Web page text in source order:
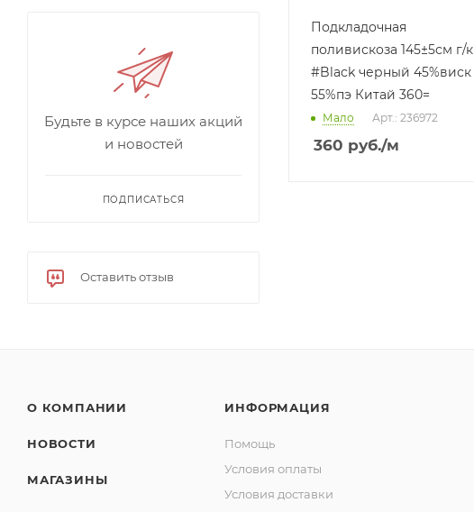
Подкладочная
поливискоза 145±5см г/к
#Black черный 45%виск
55%пэ Китай 360=
Мало Арт.: 236972
360 руб./м
Будьте в курсе наших акций
и новостей
ПОДПИСАТЬСЯ
Оставить отзыв
О КОМПАНИИ
НОВОСТИ
МАГАЗИНЫ
ИНФОРМАЦИЯ
Помощь
Условия оплаты
Условия доставки